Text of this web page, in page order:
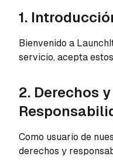
1.
Bienvenido a
servicio, acepta
2. Derechos y
Como usuario de
derechos y